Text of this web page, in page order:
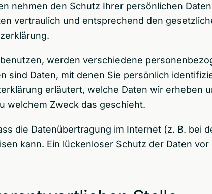
nehmen den Schutz Ihrer persönlichen
vertraulich und entsprechend den
werden verschiedene
sind Daten, mit denen Sie persönlich
erläutert, welche Daten wir erheben
welchem Zweck das geschieht.
die Datenübertragung im Internet (z. B. bei
kann. Ein lückenloser Schutz der Daten